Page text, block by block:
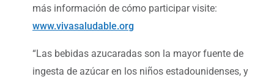
más información de cómo participar visite:
www.vivasaludable.org
“Las bebidas azucaradas son la mayor fuente de
ingesta de azúcar en los niños estadounidenses, y